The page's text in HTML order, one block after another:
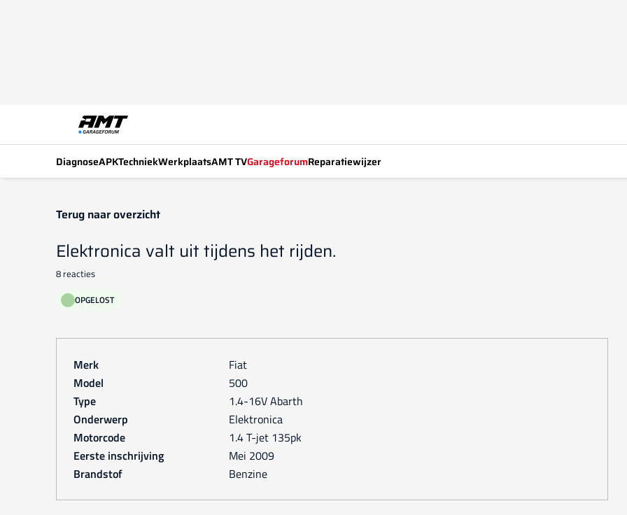
DiagnoseAPKTechniekWerkplaatsAMT TVGarageforumReparatiewijzer
Terug naar overzicht
Elektronica valt uit tijdens het rijden.
8 reacties
OPGELOST
Merk
Fiat
Model
500
Type
1.4-16V Abarth
Onderwerp
Elektronica
Motorcode
1.4 T-jet 135pk
Eerste inschrijving
mei 2009
Brandstof
Benzine